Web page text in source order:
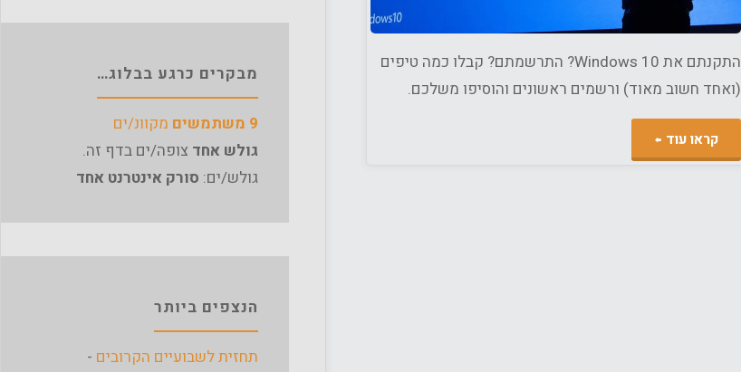
התקנתם את Windows 10? התרשמתם? קבלו כמה טיפים
(ואחד חשוב מאוד) ורשמים ראשונים והוסיפו משלכם.
קראו עוד "רשמים
מבקרים כרגע בבלוג…
9 משתמשים
מקוונ/ים
גולש אחד צופה/ים בדף זה.
גולש/ים: סורק אינטרנט אחד
הנצפים ביותר
תחזית לשבועיים הקרובים -